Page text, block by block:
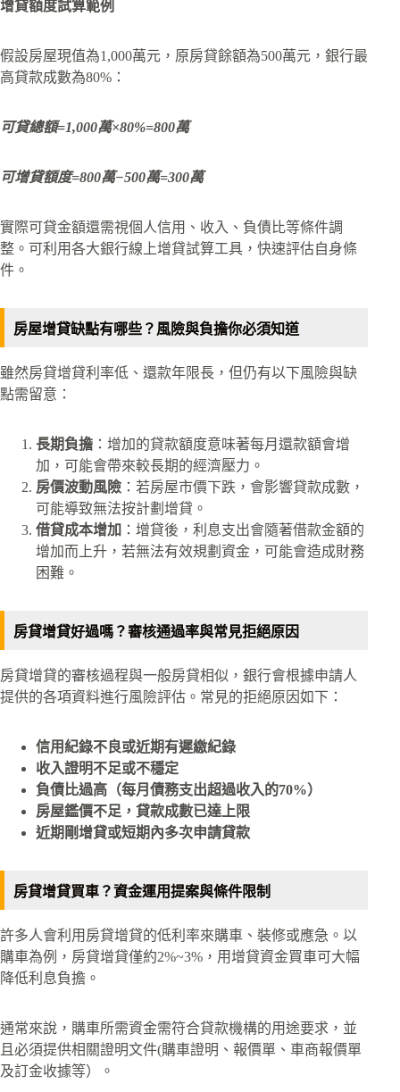
增貸額度試算範例
假設房屋現值為1,000萬元，原房貸餘額為500萬元，銀行最
高貸款成數為80%：
可貸總額=1,000萬×80%=800萬
可增貸額度=800萬−500萬=300萬
實際可貸金額還需視個人信用、收入、負債比等條件調
整。可利用各大銀行線上增貸試算工具，快速評估自身條
件。
房屋增貸缺點有哪些？風險與負擔你必須知道
雖然房貸增貸利率低、還款年限長，但仍有以下風險與缺
點需留意：
長期負擔 ：增加的貸款額度意味著每月還款額會增
加，可能會帶來較長期的經濟壓力。
房價波動風險 ：若房屋市價下跌，會影響貸款成數，
可能導致無法按計劃增貸。
借貸成本增加 ：增貸後，利息支出會隨著借款金額的
增加而上升，若無法有效規劃資金，可能會造成財務
困難。
房貸增貸好過嗎？審核通過率與常見拒絕原因
房貸增貸的審核過程與一般房貸相似，銀行會根據申請人
提供的各項資料進行風險評估。常見的拒絕原因如下：
信用紀錄不良或近期有遲繳紀錄
收入證明不足或不穩定
負債比過高（每月債務支出超過收入的70%）
房屋鑑價不足，貸款成數已達上限
近期剛增貸或短期內多次申請貸款
房貸增貸買車？資金運用提案與條件限制
許多人會利用房貸增貸的低利率來購車、裝修或應急。以
購車為例，房貸增貸僅約2%~3%，用增貸資金買車可大幅
降低利息負擔。
通常來說，購車所需資金需符合貸款機構的用途要求，並
且必須提供相關證明文件(購車證明、報價單、車商報價單
及訂金收據等）。